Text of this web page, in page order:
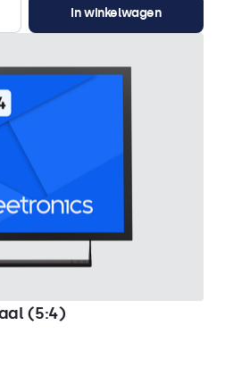
In winkelwagen
(5:4)